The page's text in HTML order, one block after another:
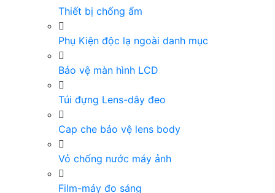
Thiết bị chống ẩm
Phụ Kiện độc lạ ngoài danh mục
Bảo vệ màn hình LCD
Túi đựng Lens-dây đeo
Cap che bảo vệ lens body
Vỏ chống nước máy ảnh
Film-máy đo sáng